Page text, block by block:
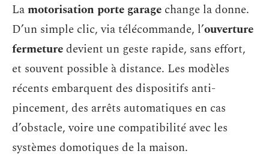
Lamotorisation porte garage change la donne.
D’un simple clic, via télécommande, l’ouverture
fermeturedevient un geste rapide, sans effort,
et souvent possible à distance. Les modèles
récents embarquent des dispositifs anti-
pincement, des arrêts automatiques en cas
d’obstacle, voire une compatibilité avec les
systèmes domotiques de la maison.